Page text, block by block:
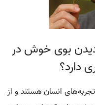
بوی خوش در
دارد؟
انسان هستند و از